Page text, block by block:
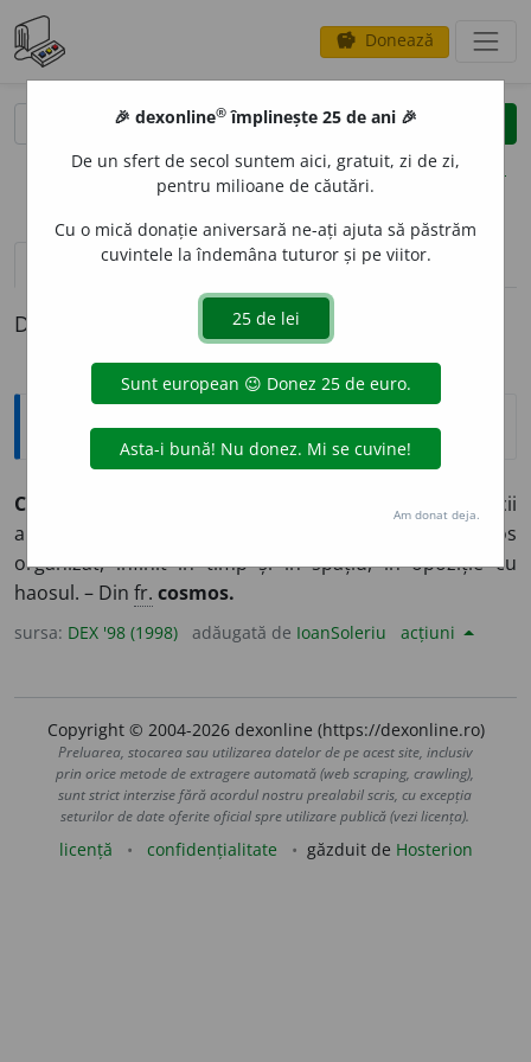
savings Donează
clear
opțiuni
definiții (1) pronunțievolume_up (11)
Definiția cu ID-ul 38140:
Explicative DEX
C
(La grecii
antici) Universul, considerat ca un tot armonios
organizat, infinit în timp și în spațiu, în opoziție cu
haosul. – Din fr. cosmos.
sursa: DEX '98 (1998) adăugată de IoanSoleriu acțiuni
Copyright © 2004-2026 dexonline (https://dexonline.ro)
Preluarea, stocarea sau utilizarea datelor de pe acest site, inclusiv
prin orice metode de extragere automată (web scraping, crawling),
sunt strict interzise fără acordul nostru prealabil scris, cu excepția
seturilor de date oferite oficial spre utilizare publică (vezi licența).
licență confidențialitate găzduit de Hosterion
🎉 dexonline® împlinește 25 de ani 🎉
De un sfert de secol suntem aici, gratuit, zi de zi,
pentru milioane de căutări.
Cu o mică donație aniversară ne-ați ajuta să păstrăm
cuvintele la îndemâna tuturor și pe viitor.
Am donat deja.